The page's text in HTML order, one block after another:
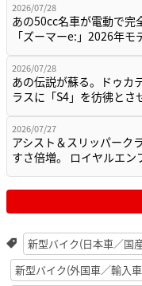
2026/07/28
あの50cc名車が電動で完
「ズーマーe:」2026年
2026/07/28
あの伝説が蘇る。ドゥカ
ラスに「S4」を彷彿と
2026/07/27
アシスト＆スリッパーク
すさ倍増。 ロイヤルエ
新型バイク(日本車／国
新型バイク(外国車／輸入